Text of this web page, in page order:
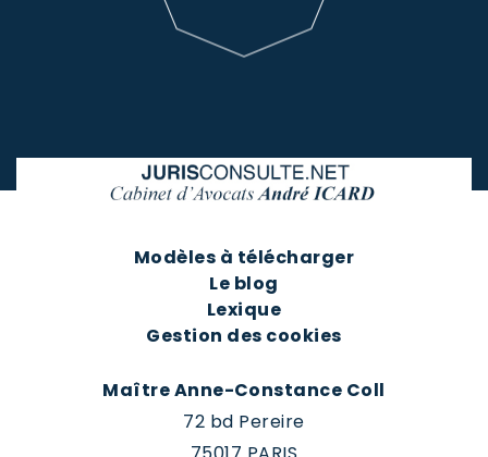
Modèles à télécharger
Le blog
Lexique
Gestion des cookies
Maître Anne-Constance Coll
72 bd Pereire